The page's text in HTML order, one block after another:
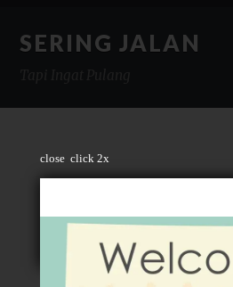
close click 2x
SERING JALAN